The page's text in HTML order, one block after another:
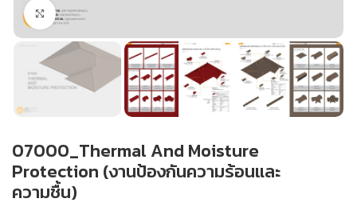
Click to enlarge
07000_Thermal And Moisture
Protection (งานป้องกันความร้อนและ
ความชื้น)